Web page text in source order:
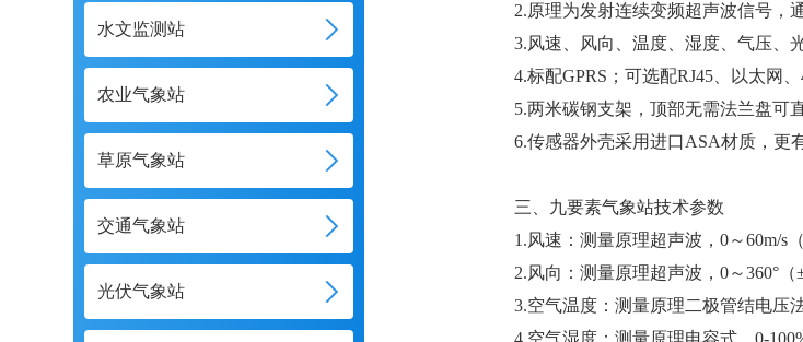
水文监测站
农业气象站
草原气象站
交通气象站
光伏气象站
2.原理为发射连续变频超声波信号
3.风速、风向、温度、湿度、气压、
4.标配GPRS；可选配RJ45、以太网
5.两米碳钢支架，顶部无需法兰盘可
6.传感器外壳采用进口ASA材质，更
三、九要素气象站技术参数
1.风速：测量原理超声波，0～60m/s
2.风向：测量原理超声波，0～360°（
3.空气温度：测量原理二极管结电